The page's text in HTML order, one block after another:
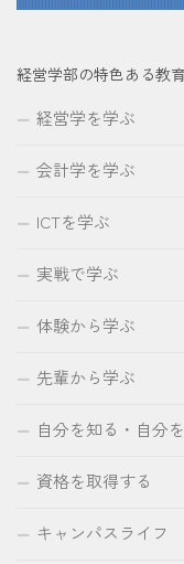
経営学部の特色ある教
経営学を学ぶ
会計学を学ぶ
ICTを学ぶ
実戦で学ぶ
体験から学ぶ
先輩から学ぶ
自分を知る・自分
資格を取得する
キャンパスライフ